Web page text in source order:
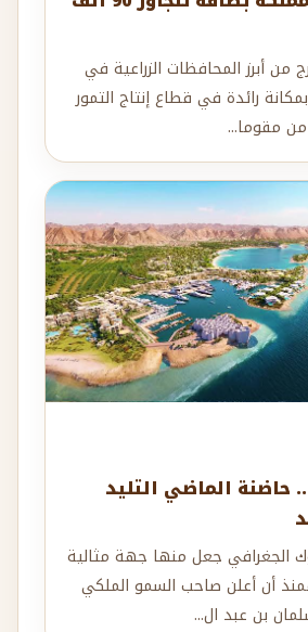
من أبرز المحافظات الزراعية في
رائدة في قطاع إنتاج التمور
مقوما...
حاضنة الماضي التليد
الجغرافي جعل منها جهة مثالية
أن أعلن صاحب السمو الملكي
بن عبد ال...